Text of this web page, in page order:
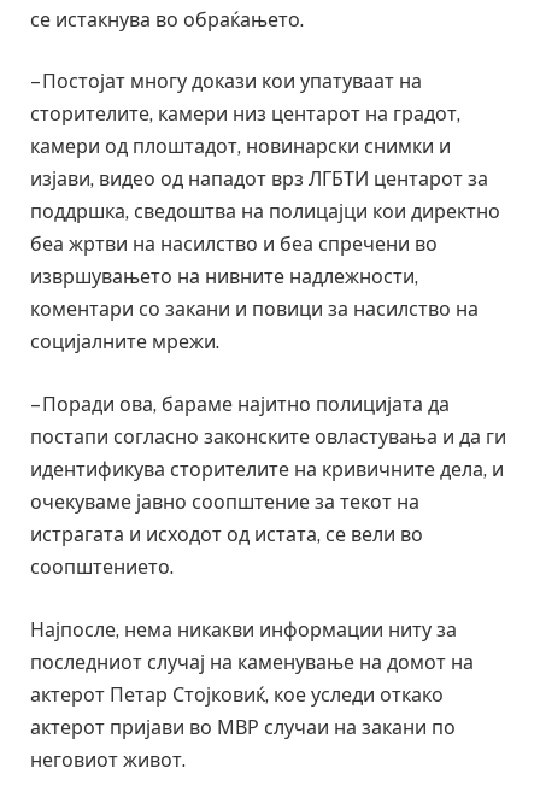
се истакнува во обраќањето.
– Постојат многу докази кои упатуваат на
сторителите, камери низ центарот на градот,
камери од плоштадот, новинарски снимки и
изјави, видео од нападот врз ЛГБТИ центарот за
поддршка, сведоштва на полицајци кои директно
беа жртви на насилство и беа спречени во
извршувањето на нивните надлежности,
коментари со закани и повици за насилство на
социјалните мрежи.
– Поради ова, бараме најитно полицијата да
постапи согласно законските овластувања и да ги
идентификува сторителите на кривичните дела, и
очекуваме јавно соопштение за текот на
истрагата и исходот од истата, се вели во
соопштението.
Најпосле, нема никакви информации ниту за
последниот случај на каменување на домот на
актерот Петар Стојковиќ, кое уследи откако
актерот пријави во МВР случаи на закани по
неговиот живот.